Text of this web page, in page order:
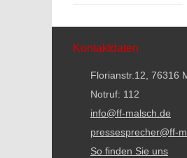
Kontaktdaten
Florianstr.12, 76316
Notruf: 112
info@ff-malsch.de
pressesprecher@ff-
So finden Sie uns